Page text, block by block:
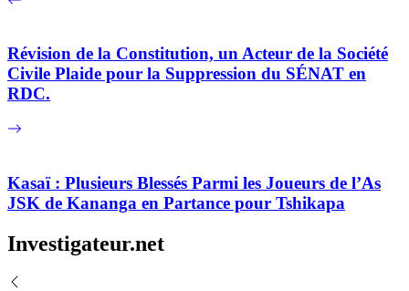
Révision de la Constitution, un Acteur de la Société
Civile Plaide pour la Suppression du SÉNAT en
RDC.
Kasaï : Plusieurs Blessés Parmi les Joueurs de l’As
JSK de Kananga en Partance pour Tshikapa
Investigateur.net